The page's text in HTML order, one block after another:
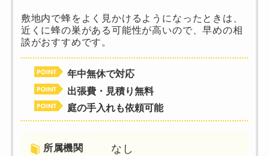
敷地内で蜂をよく見かけるようになったときは、
近くに蜂の巣がある可能性が高いので、早めの相
談がおすすめです。
年中無休で対応
出張費・見積り無料
庭の手入れも依頼可能
所属機関 なし